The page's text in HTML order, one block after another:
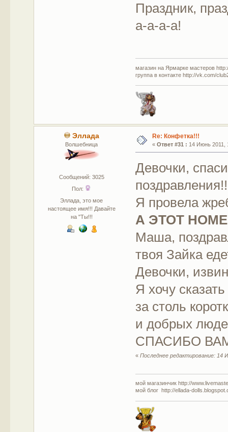
Праздник,
а-а-а-а!
магазин на Ярмарке мастеров
группа в контакте http://vk.com/
Эллада
Волшебница
Сообщений: 3025
Пол:
Эллада, это мое
настоящее имя!!! Давайте
на "Ты!!!
Re: Конфетка!!!
« Ответ #31 : 14 Июнь 2011,
Девочки,
Я провела
А ЭТОТ
Маша,
твоя Зайка
Девочки,
Я хочу
за столь
и добрых
СПАСИБО
«Последнее редактирование: 14
мой магазинчик http://
мой блог http://ellada-